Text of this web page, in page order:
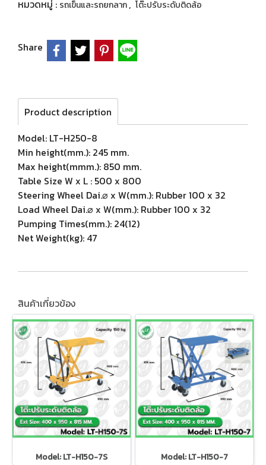
หมวดหมู่ : รถเข็นและรถยกลาก, โต๊ะปรับระดับติดล้อ
Share
Product description
Model: LT-H250-8
Min height(mm.): 245 mm.
Max height(mmm.): 850 mm.
Table Size W x L : 500 x 800
Steering Wheel Dai.⌀ x W(mm.): Rubber 100 x 32
Load Wheel Dai.⌀ x W(mm.): Rubber 100 x 32
Pumping Times(mm.): 24(12)
Net Weight(kg): 47
สินค้าเกี่ยวข้อง
Model: LT-H150-7S Model: LT-H150-7